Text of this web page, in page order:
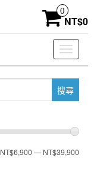
0
NT$0
Toggle
最最
NT$6,900—NT$39,900